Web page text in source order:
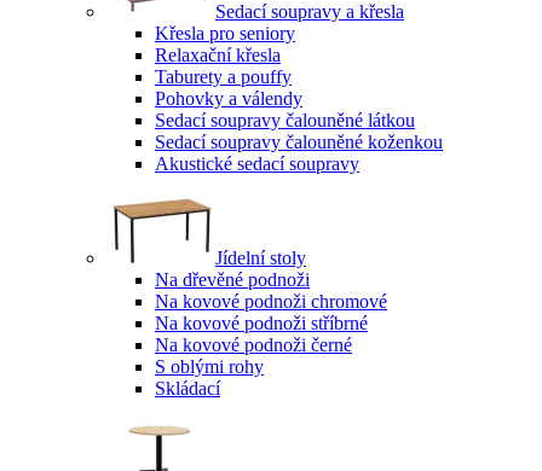
Sedací soupravy a křesla
Křesla pro seniory
Relaxační křesla
Taburety a pouffy
Pohovky a válendy
Sedací soupravy čalouněné látkou
Sedací soupravy čalouněné koženkou
Akustické sedací soupravy
Jídelní stoly
Na dřevěné podnoži
Na kovové podnoži chromové
Na kovové podnoži stříbrné
Na kovové podnoži černé
S oblými rohy
Skládací